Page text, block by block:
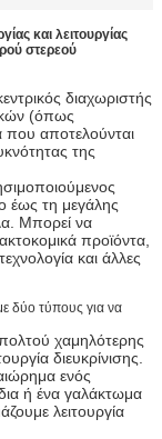
και λειτουργίας
στερεού
διαχωριστής
(όπως
που αποτελούνται
της
έως τη μεγάλης
Μπορεί να
προϊόντα,
και άλλες
δύο τύπους για να
χαμηλότερης
διευκρίνισης.
ενός
ή ένα γαλάκτωμα
λειτουργία